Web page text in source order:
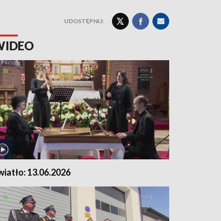
UDOSTĘPNIJ:
13.06.2026